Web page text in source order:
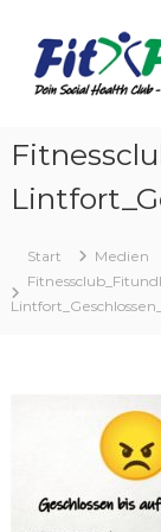
Inhalt
springen
Dein
in
Kamp-
Lintfort
Club
–
Since
Start
Medien